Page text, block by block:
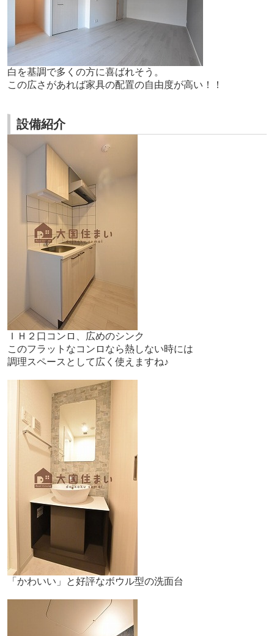
白を基調で多くの方に喜ばれそう。
この広さがあれば家具の配置の自由度が高い！！
設備紹介
ＩＨ２口コンロ、広めのシンク
このフラットなコンロなら熱しない時には
調理スペースとして広く使えますね♪
「かわいい」と好評なボウル型の洗面台